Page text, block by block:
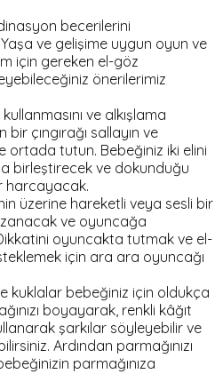
becerilerini
ve gelişime uygun oyun ve
için gereken el-göz
önerilerimiz
ve alkışlama
çıngırağı sallayın ve
ortada tutun. Bebeğiniz iki elini
birleştirecek ve dokunduğu
harcayacak.
üzerine hareketli veya sesli bir
ve oyuncağa
oyuncakta tutmak ve el-
için ara ara oyuncağı
kuklalar bebeğiniz için oldukça
boyayarak, renkli kâğıt
şarkılar söyleyebilir ve
Ardından parmağınızı
parmağınıza